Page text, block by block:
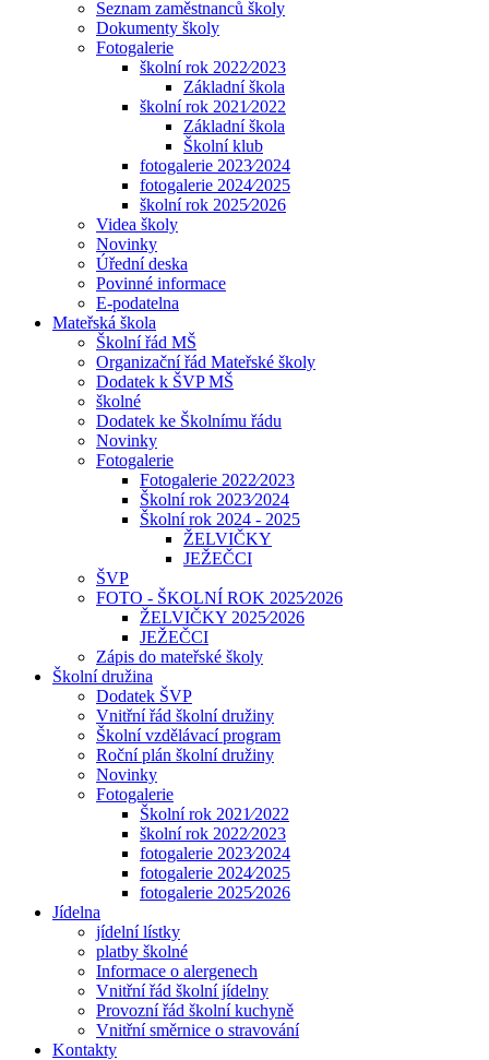
Seznam zaměstnanců školy
Dokumenty školy
Fotogalerie
školní rok 2022⁄2023
Základní škola
školní rok 2021⁄2022
Základní škola
Školní klub
fotogalerie 2023⁄2024
fotogalerie 2024⁄2025
školní rok 2025⁄2026
Videa školy
Novinky
Úřední deska
Povinné informace
E-podatelna
Mateřská škola
Školní řád MŠ
Organizační řád Mateřské školy
Dodatek k ŠVP MŠ
školné
Dodatek ke Školnímu řádu
Novinky
Fotogalerie
Fotogalerie 2022⁄2023
Školní rok 2023⁄2024
Školní rok 2024 - 2025
ŽELVIČKY
JEŽEČCI
ŠVP
FOTO - ŠKOLNÍ ROK 2025⁄2026
ŽELVIČKY 2025⁄2026
JEŽEČCI
Zápis do mateřské školy
Školní družina
Dodatek ŠVP
Vnitřní řád školní družiny
Školní vzdělávací program
Roční plán školní družiny
Novinky
Fotogalerie
Školní rok 2021⁄2022
školní rok 2022⁄2023
fotogalerie 2023⁄2024
fotogalerie 2024⁄2025
fotogalerie 2025⁄2026
Jídelna
jídelní lístky
platby školné
Informace o alergenech
Vnitřní řád školní jídelny
Provozní řád školní kuchyně
Vnitřní směrnice o stravování
Kontakty